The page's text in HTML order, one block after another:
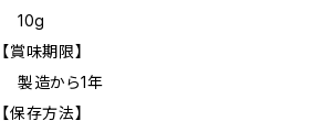
10g
【賞味期限】
製造から1年
【保存方法】